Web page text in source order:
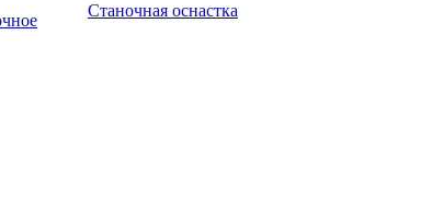
Станочная оснастка